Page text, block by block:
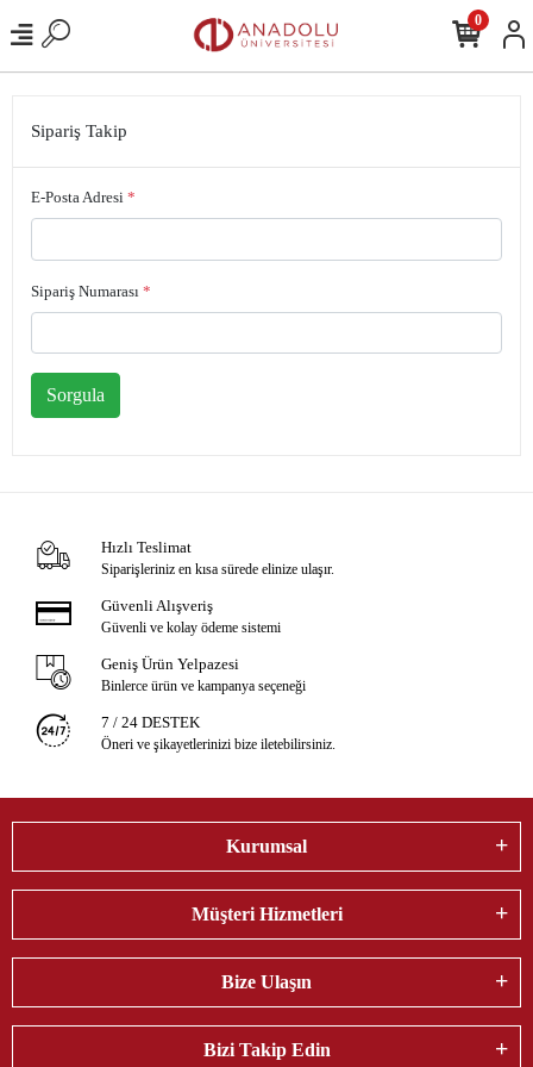
0
Sipariş Takip
E-Posta Adresi *
Sipariş Numarası *
Sorgula
Hızlı Teslimat
Siparişleriniz en kısa sürede elinize ulaşır.
Güvenli Alışveriş
Güvenli ve kolay ödeme sistemi
Geniş Ürün Yelpazesi
Binlerce ürün ve kampanya seçeneği
7 / 24 DESTEK
Öneri ve şikayetlerinizi bize iletebilirsiniz.
Kurumsal
Müşteri Hizmetleri
Bize Ulaşın
Bizi Takip Edin